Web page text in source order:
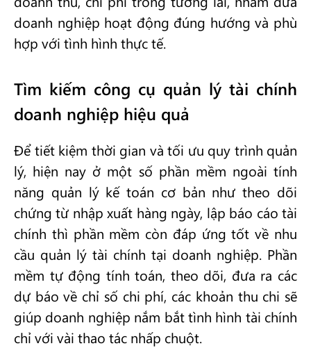
doanh nghiệp hoạt động đúng hướng và phù
hợp với tình hình thực tế.
Tìm kiếm công cụ quản lý tài chính
doanh nghiệp hiệu quả
Để tiết kiệm thời gian và tối ưu quy trình quản
lý, hiện nay ở một số phần mềm ngoài tính
năng quản lý kế toán cơ bản như theo dõi
chứng từ nhập xuất hàng ngày, lập báo cáo tài
chính thì phần mềm còn đáp ứng tốt về nhu
cầu quản lý tài chính tại doanh nghiệp. Phần
mềm tự động tính toán, theo dõi, đưa ra các
dự báo về chỉ số chi phí, các khoản thu chi sẽ
giúp doanh nghiệp nắm bắt tình hình tài chính
chỉ với vài thao tác nhấp chuột.